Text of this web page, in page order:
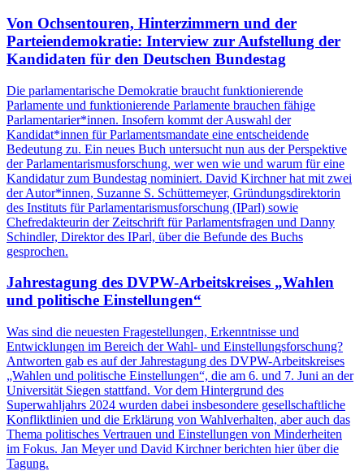
Von Ochsentouren, Hinterzimmern und der
Parteiendemokratie: Interview zur Aufstellung der
Kandidaten für den Deutschen Bundestag
Die parlamentarische Demokratie braucht funktionierende
Parlamente und funktionierende Parlamente brauchen fähige
Parlamentarier*innen. Insofern kommt der Auswahl der
Kandidat*innen für Parlamentsmandate eine entscheidende
Bedeutung zu. Ein neues Buch untersucht nun aus der Perspektive
der Parlamentarismusforschung, wer wen wie und warum für eine
Kandidatur zum Bundestag nominiert. David Kirchner hat mit zwei
der Autor*innen, Suzanne S. Schüttemeyer, Gründungsdirektorin
des Instituts für Parlamentarismusforschung (IParl) sowie
Chefredakteurin der Zeitschrift für Parlamentsfragen und Danny
Schindler, Direktor des IParl, über die Befunde des Buchs
gesprochen.
Jahrestagung des DVPW-Arbeitskreises „Wahlen
und politische Einstellungen“
Was sind die neuesten Fragestellungen, Erkenntnisse und
Entwicklungen im Bereich der Wahl- und Einstellungsforschung?
Antworten gab es auf der Jahrestagung des DVPW-Arbeitskreises
„Wahlen und politische Einstellungen“, die am 6. und 7. Juni an der
Universität Siegen stattfand. Vor dem Hintergrund des
Superwahljahrs 2024 wurden dabei insbesondere gesellschaftliche
Konfliktlinien und die Erklärung von Wahlverhalten, aber auch das
Thema politisches Vertrauen und Einstellungen von Minderheiten
im Fokus. Jan Meyer und David Kirchner berichten hier über die
Tagung.